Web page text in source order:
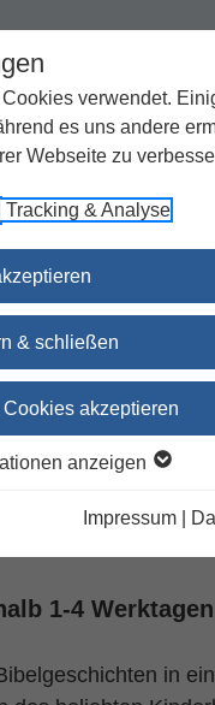
verwendet.
es uns andere
Webseite zu
Tracking & Analyse
& schließen
akzeptieren
anzeigen
Impressum
Kirchenjahr /
der Reihe Was
Band
1-4 Werktagen
in